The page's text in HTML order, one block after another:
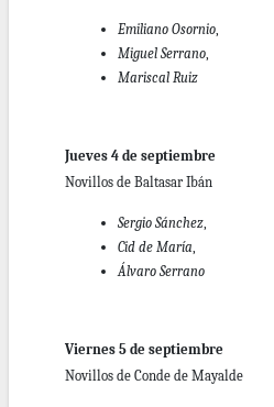
Emiliano Osornio
Miguel Serrano
Mariscal Ruiz
Jueves 4 de septiembre
Novillos de Baltasar Ibán
Sergio Sánchez
Cid de María
Álvaro Serrano
Viernes 5 de septiembre
Novillos de Conde de Mayalde